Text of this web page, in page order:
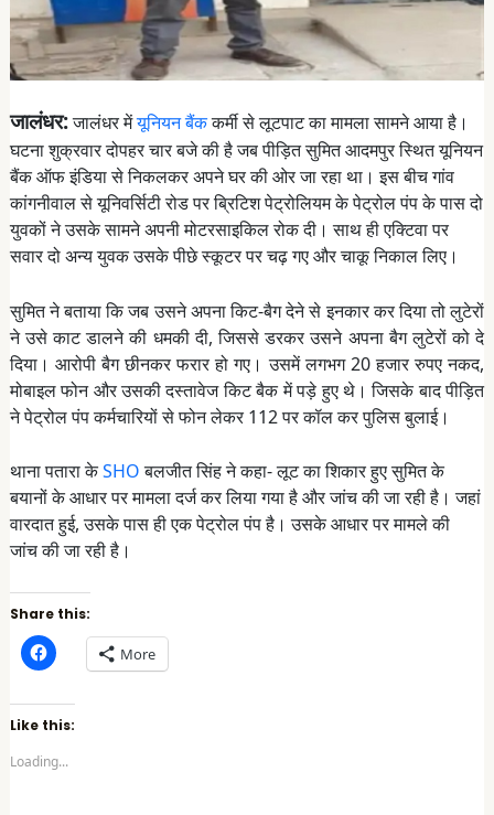
जालंधर:जालंधर मेंयूनियन बैंककर्मी से लूटपाट का मामला सामने आया है।
घटना शुक्रवार दोपहर चार बजे की है जब पीड़ित सुमित आदमपुर स्थित यूनियन
बैंक ऑफ इंडिया से निकलकर अपने घर की ओर जा रहा था। इस बीच गांव
कांगनीवाल से यूनिवर्सिटी रोड पर ब्रिटिश पेट्रोलियम के पेट्रोल पंप के पास दो
युवकों ने उसके सामने अपनी मोटरसाइकिल रोक दी। साथ ही एक्टिवा पर
सवार दो अन्य युवक उसके पीछे स्कूटर पर चढ़ गए और चाकू निकाल लिए।
सुमित ने बताया कि जब उसने अपना किट-बैग देने से इनकार कर दिया तो लुटेरों
ने उसे काट डालने की धमकी दी, जिससे डरकर उसने अपना बैग लुटेरों को दे
दिया। आरोपी बैग छीनकर फरार हो गए। उसमें लगभग 20 हजार रुपए नकद,
मोबाइल फोन और उसकी दस्तावेज किट बैक में पड़े हुए थे। जिसके बाद पीड़ित
ने पेट्रोल पंप कर्मचारियों से फोन लेकर 112 पर कॉल कर पुलिस बुलाई।
थाना पतारा केSHOबलजीत सिंह ने कहा- लूट का शिकार हुए सुमित के
बयानों के आधार पर मामला दर्ज कर लिया गया है और जांच की जा रही है। जहां
वारदात हुई, उसके पास ही एक पेट्रोल पंप है। उसके आधार पर मामले की
जांच की जा रही है।
Share this:
C
l
k
t
o
h
More
Like this:
Loading...